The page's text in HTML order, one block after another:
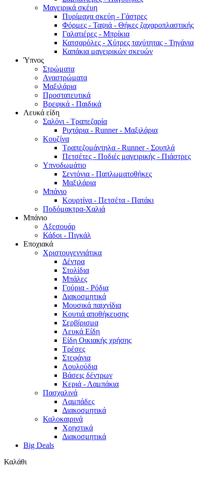
Μαγειρικά σκέυη
Πυρίμαχα σκεύη - Γάστρες
Φόρμες - Ταψιά - Θήκες ζαχαροπλαστικής
Γαλατιέρες - Μπρίκια
Κατσαρόλες - Χύτρες ταχύτητας - Τηγάνια
Καπάκια μαγειρικών σκευών
Ύπνος
Στρώματα
Αναστρώματα
Μαξιλάρια
Προστατευτικά
Βρεφικά - Παιδικά
Λευκά είδη
Σαλόνι - Τραπεζαρία
Ριχτάρια - Runner - Μαξιλάρια
Κουζίνα
Τραπεζομάντηλα - Runner - Σουπλά
Πετσέτες - Ποδιές μαγειρικής - Πιάστρες
Υπνοδωμάτιο
Σεντόνια - Παπλωματοθήκες
Μαξιλάρια
Μπάνιο
Κουρτίνα - Πετσέτα - Πατάκι
Ποδόμακτρα-Χαλιά
Μπάνιο
Αξεσουάρ
Κάδοι - Πιγκάλ
Εποχιακά
Χριστουγεννιάτικα
Δέντρα
Στολίδια
Μπάλες
Γούρια - Ρόδια
Διακοσμητικά
Μουσικά παιχνίδια
Κουτιά αποθήκευσης
Σερβίρισμα
Λευκά Είδη
Είδη Οικιακής χρήσης
Τρέσες
Στεφάνια
Λουλούδια
Βάσεις δέντρων
Κεριά - Λαμπάκια
Πασχαλινά
Λαμπάδες
Διακοσμητικά
Καλοκαιρινά
Χρηστικά
Διακοσμητικά
Big Deals
Καλάθι